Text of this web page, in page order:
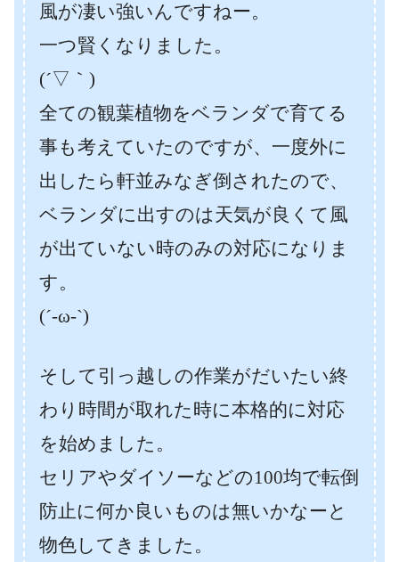
風が凄い強いんですねー。
一つ賢くなりました。
(´▽｀)
全ての観葉植物をベランダで育てる
事も考えていたのですが、一度外に
出したら軒並みなぎ倒されたので、
ベランダに出すのは天気が良くて風
が出ていない時のみの対応になりま
す。
(´-ω-`)
そして引っ越しの作業がだいたい終
わり時間が取れた時に本格的に対応
を始めました。
セリアやダイソーなどの100均で転倒
防止に何か良いものは無いかなーと
物色してきました。